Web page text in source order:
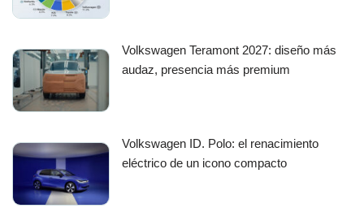
Volkswagen Teramont 2027: diseño más
audaz, presencia más premium
Volkswagen ID. Polo: el renacimiento
eléctrico de un icono compacto